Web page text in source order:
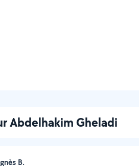
Abdelhakim Gheladi
B.